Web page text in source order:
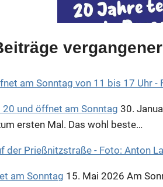
Anzeige
20 und öffnet am Sonntag 30.
ersten Mal. Das wohl beste…
am Sonntag 15. Mai 2026 Am